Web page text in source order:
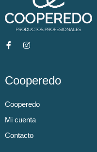
Cooperedo
Cooperedo
Mi cuenta
Contacto